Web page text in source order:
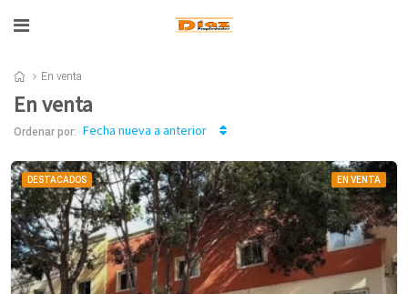
En venta
En venta
Ordenar por: Fecha nueva a anterior
DESTACADOS EN VENTA